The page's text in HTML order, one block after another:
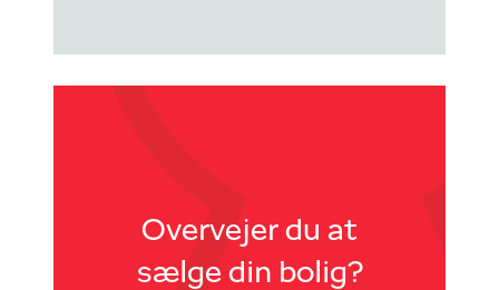
Overvejer du at
sælge din bolig?